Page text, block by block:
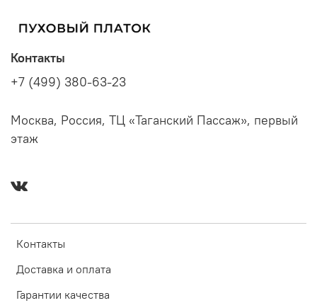
Контакты
Доставка и оплата
Гарантии качества
Контакты
+7 (499) 380-63-23
Москва, Россия, ТЦ «Таганский Пассаж», первый
этаж